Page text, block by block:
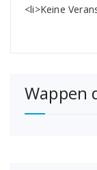
<li>Keine
Wappen